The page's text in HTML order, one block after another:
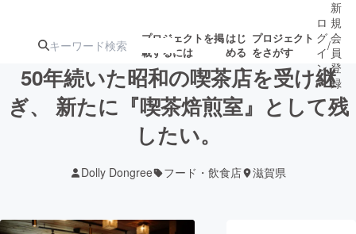
プロジェクトを掲
載するには
はじ
める
プロジェクト
をさがす
注目の新着プロ 募集終了が近いプ
ロ
グ
イ
ン
/
新
規
会
員
登
録
50年続いた昭和の喫茶店を受け継
ぎ、 新たに『喫茶焙煎室』として残
したい。
Dolly Dongree フード・飲食店 滋賀県